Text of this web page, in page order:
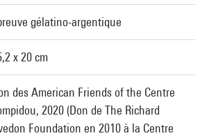
gélatino-argentique
x 20 cm
des American Friends of the Centre
2020 (Don de The Richard
Foundation en 2010 à la Centre